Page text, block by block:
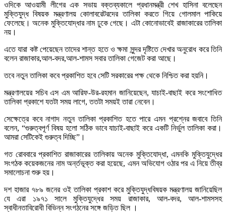
ওদিকে আওয়ামী লীগের এক সভায় বক্তব্যকালে প্রধানমন্ত্রী শেখ হাসিনা বলেছেন
মুক্তিযুদ্ধ বিষয়ক মন্ত্রণালয় কোলাবরেটরদের তালিকা করতে গিয়ে গোলমাল পাকিয়ে
ফেলেছে। অনেক মুক্তিযোদ্ধার নাম ঢুকে গেছে। এটা কোনোভাবেই রাজাকারের তালিকা
নয়।
এতে যারা কষ্ট পেয়েছেন তাদের শান্ত হতে ও ক্ষমা সুন্দর দৃষ্টিতে দেখার অনুরোধ করে তিনি
বলেন রাজাকার,আল-বদর,আল-শামস সবার তালিকা গেজেট করা আছে।
তবে নতুন তালিকা কবে প্রকাশিত হবে সেটি সরকারের পক্ষ থেকে নিশ্চিত করা হয়নি।
মন্ত্রণালয়ের সচিব এস এম আরিফ-উর-রহমান জানিয়েছেন, যাচাই-বাছাই করে সংশোধিত
তালিকা প্রকাশে যতটা সময় লাগে, ততটা সময়ই তারা নেবেন।
সেক্ষেত্রে কবে নাগাদ নতুন তালিকা প্রকাশিত হতে পারে এমন প্রশ্নের জবাবে তিনি
বলেন, “গুরুত্বপূর্ণ বিষয় হলো সঠিক ভাবে যাচাই-বাছাই করে একটি নির্ভুল তালিকা করা।
আমরা সেটিকেই গুরুত্ব দিচ্ছি”।
গত রোববারে প্রকাশিত রাজাকারের তালিকায় অনেক মুক্তিযোদ্ধা, এমনকি মুক্তিযুদ্ধের
সংগঠক কয়েকজনের নাম অর্ন্তভূক্ত করা হয়েছে, এমন অভিযোগ ওঠার পর এ নিয়ে তীব্র
সমালোচনা শুরু হয়।
দশ হাজার ৭৮৯ জনের ওই তালিকা প্রকাশ করে মুক্তিযুদ্ধবিষয়ক মন্ত্রণালয় জানিয়েছিল
যে এরা ১৯৭১ সালে মুক্তিযুদ্ধের সময় রাজাকার, আল-বদর, আল-শামসসহ
স্বাধীনতাবিরোধী বিভিন্ন সংগঠনের সঙ্গে জড়িত ছিল ।